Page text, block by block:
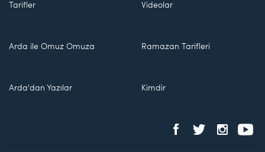
Tarifler Videolar
Arda ile Omuz Omuza Ramazan Tarifleri
Arda'dan Yazılar Kimdir